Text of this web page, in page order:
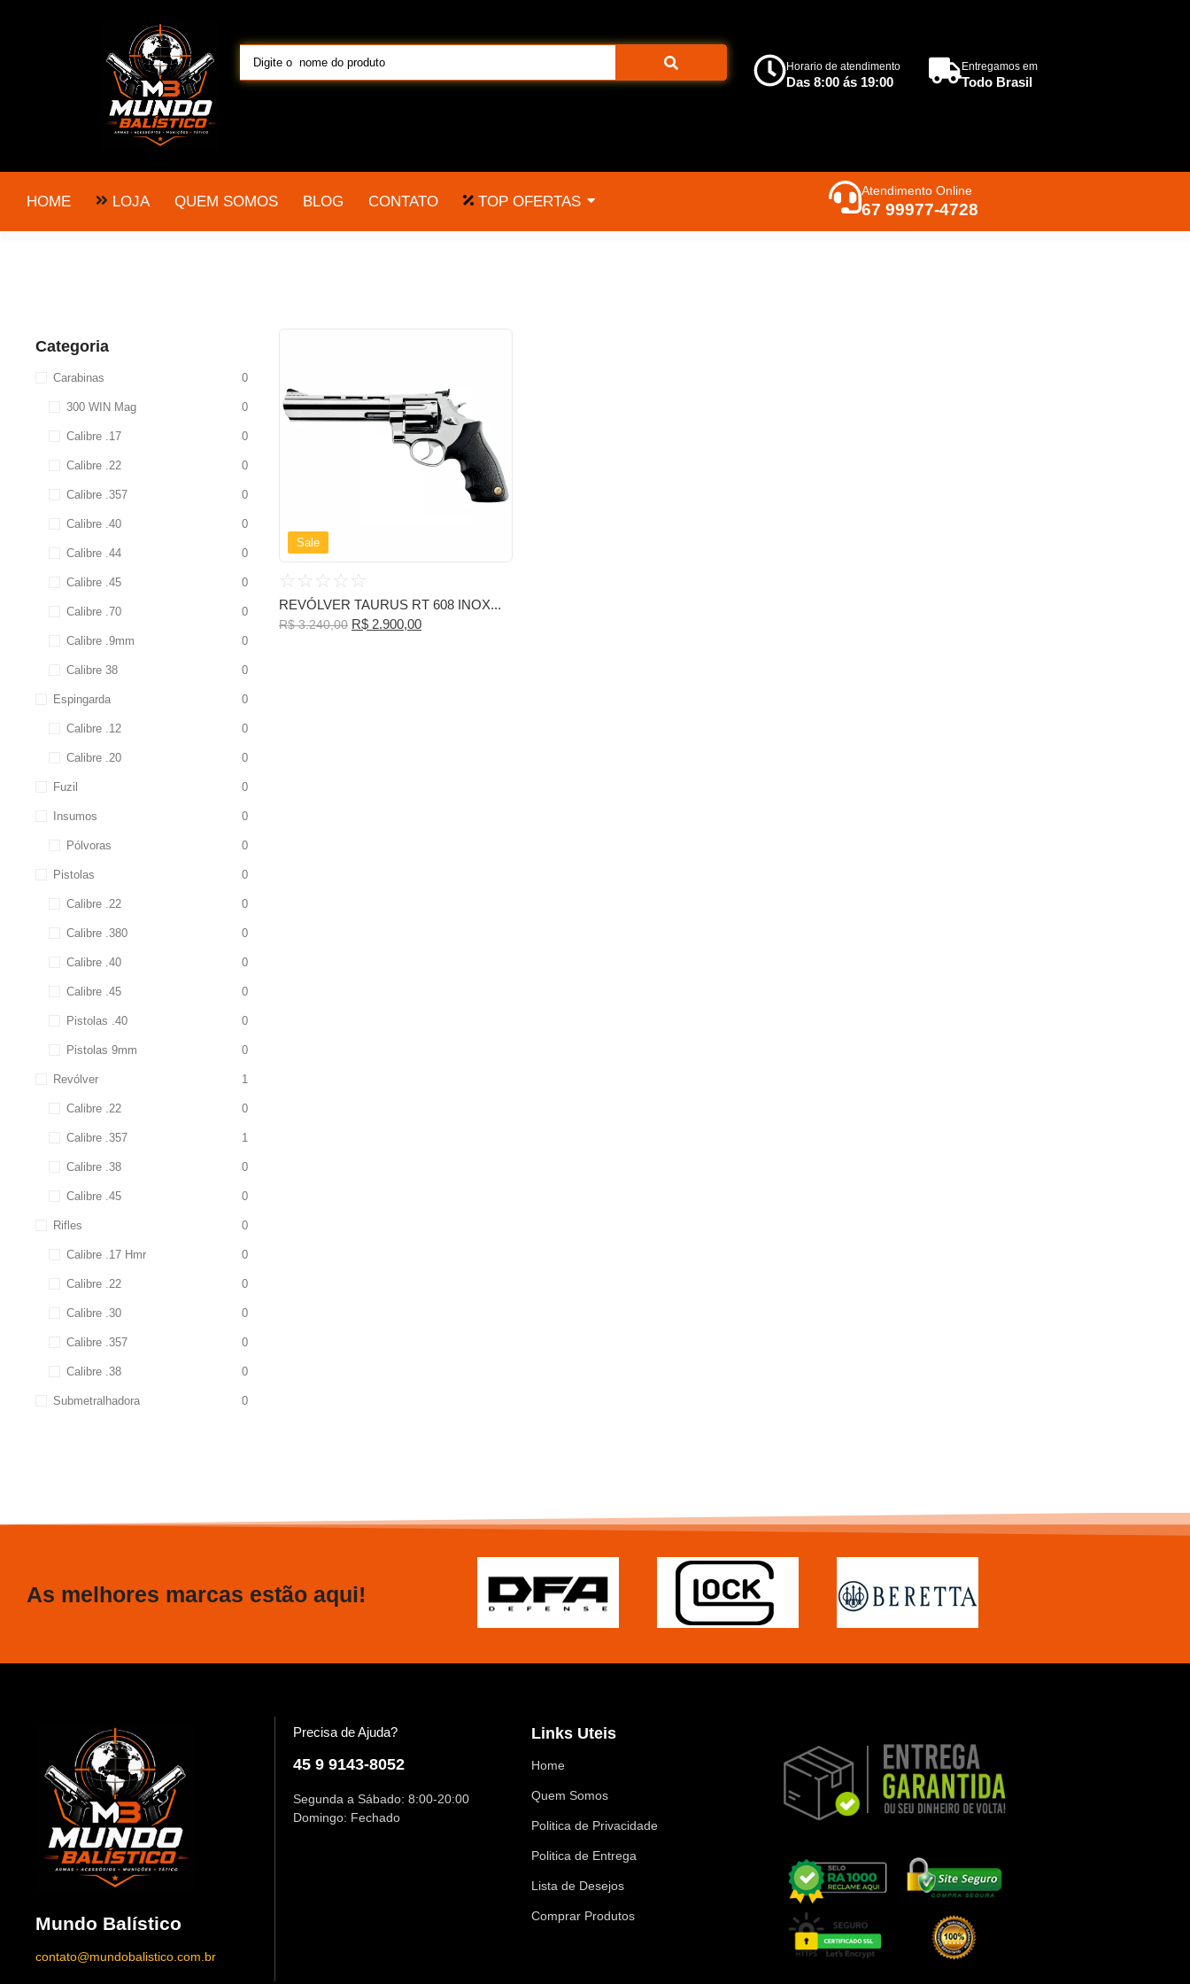
Horario de atendimento
Das 8:00 ás 19:00
Entregamos em
Todo Brasil
HOME LOJA QUEM SOMOS BLOG CONTATO TOP OFERTAS
Atendimento Online
67 99977-4728
Categoria
Carabinas 0
300 WIN Mag 0
Calibre .17 0
Calibre .22 0
Calibre .357 0
Calibre .40 0
Calibre .44 0
Calibre .45 0
Calibre .70 0
Calibre .9mm 0
Calibre 38 0
Espingarda 0
Calibre .12 0
Calibre .20 0
Fuzil 0
Insumos 0
Pólvoras 0
Pistolas 0
Calibre .22 0
Calibre .380 0
Calibre .40 0
Calibre .45 0
Pistolas .40 0
Pistolas 9mm 0
Revólver 1
Calibre .22 0
Calibre .357 1
Calibre .38 0
Calibre .45 0
Rifles 0
Calibre .17 Hmr 0
Calibre .22 0
Calibre .30 0
Calibre .357 0
Calibre .38 0
Submetralhadora 0
Sale
☆ ☆ ☆ ☆ ☆
REVÓLVER TAURUS RT 608 INOX...
R$3.240,00 R$ 2.900,00
As melhores marcas estão aqui!
Mundo Balístico
contato@mundobalistico.com.br
Precisa de Ajuda?
45 9 9143-8052
Segunda a Sábado: 8:00-20:00
Domingo: Fechado
Links Uteis
Home
Quem Somos
Politica de Privacidade
Politica de Entrega
Lista de Desejos
Comprar Produtos